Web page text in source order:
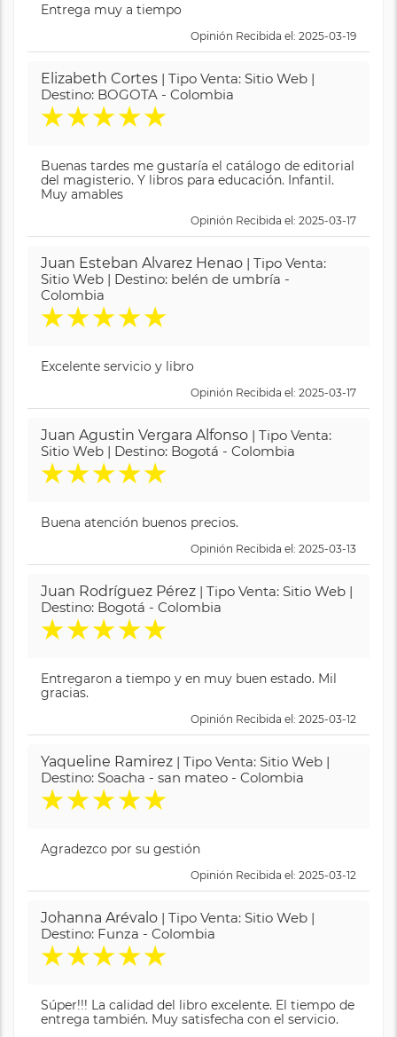
Entrega muy a tiempo
Opinión Recibida el: 2025-03-19
Elizabeth Cortes | Tipo Venta: Sitio Web |
Destino: BOGOTA - Colombia
★★★★★
Buenas tardes me gustaría el catálogo de editorial
del magisterio. Y libros para educación. Infantil.
Muy amables
Opinión Recibida el: 2025-03-17
Juan Esteban Alvarez Henao | Tipo Venta:
Sitio Web | Destino: belén de umbría -
Colombia
★★★★★
Excelente servicio y libro
Opinión Recibida el: 2025-03-17
Juan Agustin Vergara Alfonso | Tipo Venta:
Sitio Web | Destino: Bogotá - Colombia
★★★★★
Buena atención buenos precios.
Opinión Recibida el: 2025-03-13
Juan Rodríguez Pérez | Tipo Venta: Sitio Web |
Destino: Bogotá - Colombia
★★★★★
Entregaron a tiempo y en muy buen estado. Mil
gracias.
Opinión Recibida el: 2025-03-12
Yaqueline Ramirez | Tipo Venta: Sitio Web |
Destino: Soacha - san mateo - Colombia
★★★★★
Agradezco por su gestión
Opinión Recibida el: 2025-03-12
Johanna Arévalo | Tipo Venta: Sitio Web |
Destino: Funza - Colombia
★★★★★
Súper!!! La calidad del libro excelente. El tiempo de
entrega también. Muy satisfecha con el servicio.